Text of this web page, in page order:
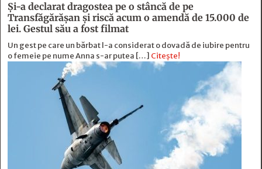
Și-a declarat dragostea pe o stâncă de pe
Transfăgărășan și riscă acum o amendă de 15.000 de
lei. Gestul său a fost filmat
Un gest pe care un bărbat l-a considerat o dovadă de iubire pentru
o femeie pe nume Anna s-ar putea […] Citește!